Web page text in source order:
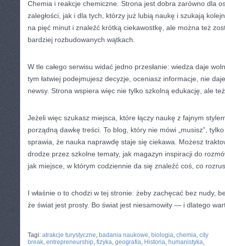
Chemia i reakcje chemiczne. Strona jest dobra zarówno dla
zaległości, jak i dla tych, którzy już lubią naukę i szukają
na pięć minut i znaleźć krótką ciekawostkę, ale można też
bardziej rozbudowanych wątkach.
W tle całego serwisu widać jedno przesłanie: wiedza daje
tym łatwiej podejmujesz decyzje, oceniasz informacje, nie
newsy. Strona wspiera więc nie tylko szkolną edukację, ale
Jeżeli więc szukasz miejsca, które łączy naukę z fajnym
porządną dawkę treści. To blog, który nie mówi „musisz”,
sprawia, że nauka naprawdę staje się ciekawa. Możesz
drodze przez szkolne tematy, jak magazyn inspiracji do
jak miejsce, w którym codziennie da się znaleźć coś, co
I właśnie o to chodzi w tej stronie: żeby zachęcać bez nudy,
że świat jest prosty. Bo świat jest niesamowity — i dlatego
Tagi: atrakcje turystyczne badania naukowe biologia chemia city
break entrepreneurship fizyka geografia Historia humanistyka